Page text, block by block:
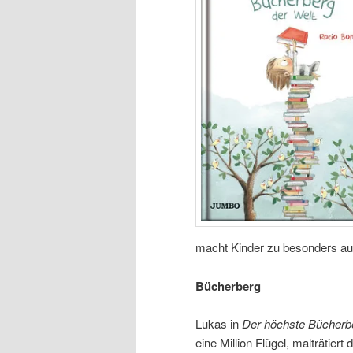
macht Kinder zu besonders
Bücherberg
Lukas in Der höchste
eine Million Flügel, malträtiert